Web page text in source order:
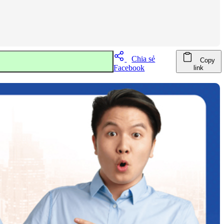
Chia sẻ
Facebook
Copy
link